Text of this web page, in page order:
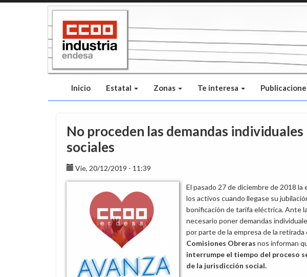
Inicio Estatal Zonas Te interesa
No proceden las demandas
sociales
Vie, 20/12/2019 - 11:39
El pasado 27 de diciembre de 2018
los activos cuando llegase su
bonificación de tarifa eléctrica. Ante
necesario poner demandas
por parte de la empresa de la
Comisiones Obreras nos informan
interrumpe el tiempo del proceso
de la jurisdicción social.